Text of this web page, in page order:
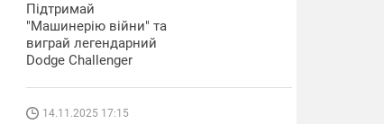
Підтримай
"Машинерію війни" та
виграй легендарний
Dodge Challenger
14.11.2025 17:15